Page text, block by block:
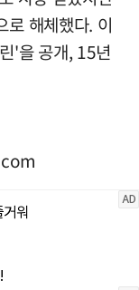
해체했다. 이
'을 공개, 15년